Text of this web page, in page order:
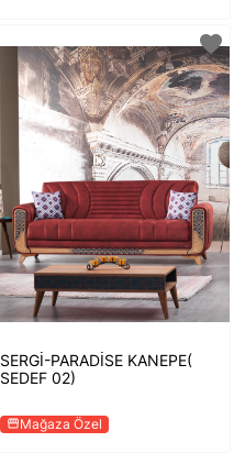
favorite
SERGİ-PARADİSE KANEPE(
SEDEF 02)
storefrontMağaza Özel